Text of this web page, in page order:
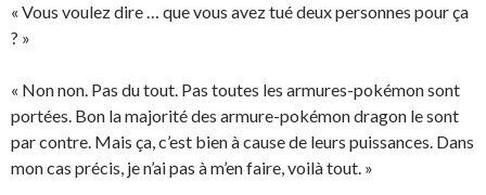
« Vous voulez dire … que vous avez tué deux personnes pour ça
? »
« Non non. Pas du tout. Pas toutes les armures-pokémon sont
portées. Bon la majorité des armure-pokémon dragon le sont
par contre. Mais ça, c’est bien à cause de leurs puissances. Dans
mon cas précis, je n’ai pas à m’en faire, voilà tout. »